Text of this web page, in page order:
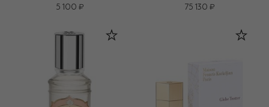
5 100 ₽
75 130 ₽